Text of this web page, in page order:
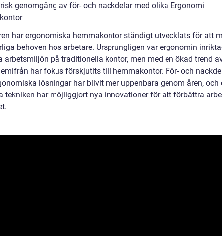
genomgång av för- och nackdelar med olika Ergonomi
har ergonomiska hemmakontor ständigt utvecklats för att
behoven hos arbetare. Ursprungligen var ergonomin
arbetsmiljön på traditionella kontor, men med en ökad trend
har fokus förskjutits till hemmakontor. För- och
lösningar har blivit mer uppenbara genom åren, och
tekniken har möjliggjort nya innovationer för att förbättra